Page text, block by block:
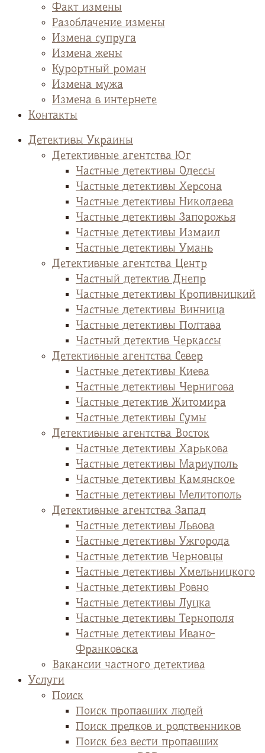
Факт измены
Разоблачение измены
Измена супруга
Измена жены
Курортный роман
Измена мужа
Измена в интернете
Контакты
Детективы Украины
Детективные агентства Юг
Частные детективы Одессы
Частные детективы Херсона
Частные детективы Николаева
Частные детективы Запорожья
Частные детективы Измаил
Частные детективы Умань
Детективные агентства Центр
Частный детектив Днепр
Частные детективы Кропивницкий
Частные детективы Винница
Частные детективы Полтава
Частный детектив Черкассы
Детективные агентства Север
Частные детективы Киева
Частные детективы Чернигова
Частные детектив Житомира
Частные детективы Сумы
Детективные агентства Восток
Частные детективы Харькова
Частные детективы Мариуполь
Частные детективы Камянское
Частные детективы Мелитополь
Детективные агентства Запад
Частные детективы Львова
Частные детективы Ужгорода
Частные детектив Черновцы
Частные детективы Хмельницкого
Частные детективы Ровно
Частные детективы Луцка
Частные детективы Тернополя
Частные детективы Ивано-
Франковска
Вакансии частного детектива
Услуги
Поиск
Поиск пропавших людей
Поиск предков и родственников
Поиск без вести пропавших